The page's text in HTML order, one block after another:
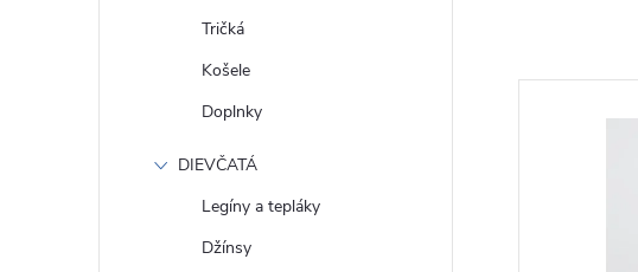
Tričká
Košele
Doplnky
DIEVČATÁ
Legíny a tepláky
Džínsy